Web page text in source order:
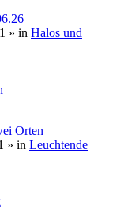
» in Halos und
Orten
» in Leuchtende